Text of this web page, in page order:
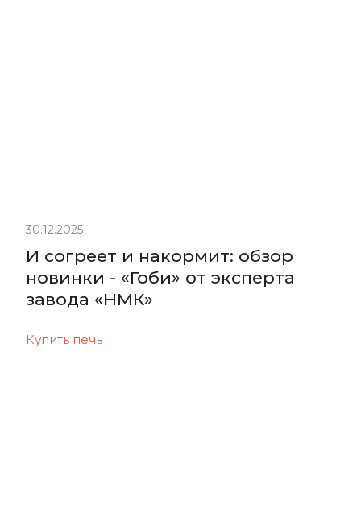
30.12.2025
И согреет и накормит: обзор
новинки - «Гоби» от эксперта
завода «НМК»
Купить печь